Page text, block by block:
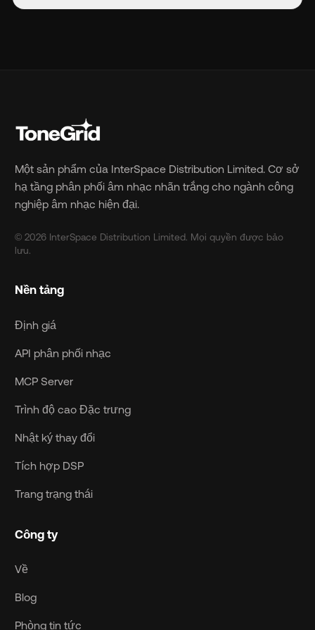
Một sản phẩm của InterSpace Distribution Limited. Cơ sở
hạ tầng phân phối âm nhạc nhãn trắng cho ngành công
nghiệp âm nhạc hiện đại.
© 2026 InterSpace Distribution Limited. Mọi quyền được bảo
lưu.
Nền tảng
Định giá
API phân phối nhạc
MCP Server
Trình độ cao Đặc trưng
Nhật ký thay đổi
Tích hợp DSP
Trang trạng thái
Công ty
Về
Blog
Phòng tin tức